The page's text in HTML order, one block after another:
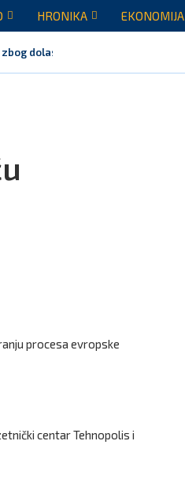
HRONIKA EKONOMIJA
dolaska...
procesa evropske
centar Tehnopolis i